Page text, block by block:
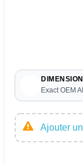
Exact OEM
Ajouter